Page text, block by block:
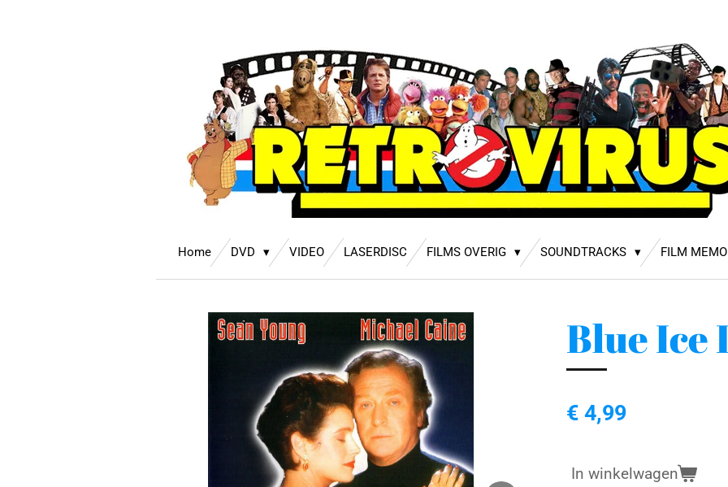
Home DVD VIDEO LASERDISC FILMS OVERIG SOUNDTRACKS FILM
Blue Ice
€ 4,99
In winkelwagen